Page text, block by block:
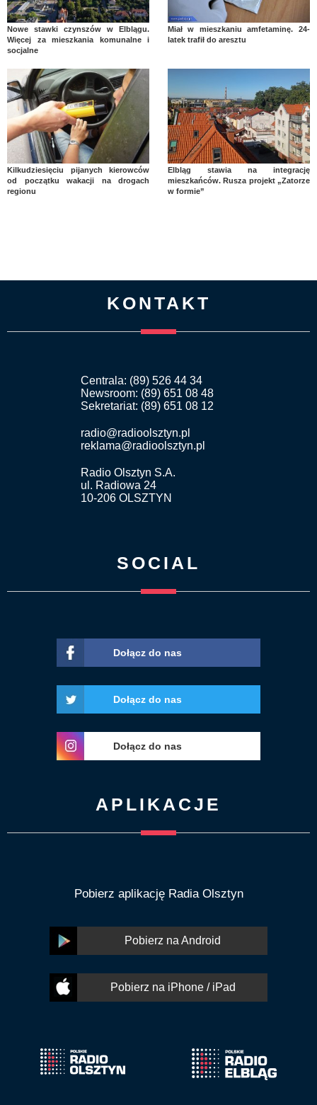
Nowe stawki czynszów w Elblągu.
Więcej za mieszkania komunalne i
socjalne
Miał w mieszkaniu amfetaminę. 24-
latek trafił do aresztu
Kilkudziesięciu pijanych kierowców
od początku wakacji na drogach
regionu
Elbląg stawia na integrację
mieszkańców. Rusza projekt „Zatorze
w formie”
KONTAKT
Centrala: (89) 526 44 34
Newsroom: (89) 651 08 48
Sekretariat: (89) 651 08 12
radio@radioolsztyn.pl
reklama@radioolsztyn.pl
Radio Olsztyn S.A.
ul. Radiowa 24
10-206 OLSZTYN
SOCIAL
Dołącz do nas
Dołącz do nas
Dołącz do nas
APLIKACJE
Pobierz aplikację Radia Olsztyn
Pobierz na Android
Pobierz na iPhone / iPad